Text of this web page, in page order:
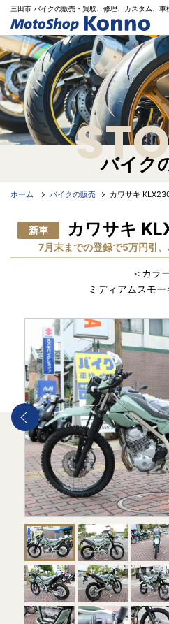
三田市 バイクの販売・買取、修理、カスタム、車
バイク
ホーム バイクの販売 カワサキ
新車 カワサキ
7月末までの登録で5万円引
＜カラ
ミディアムスモ